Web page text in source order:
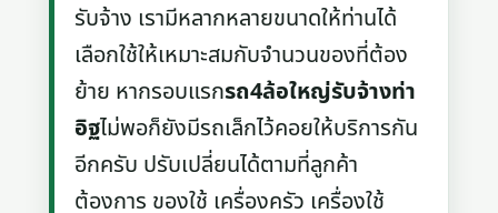
รับจ้าง เรามีหลากหลายขนาดให้ท่านได้
เลือกใช้ให้เหมาะสมกับจำนวนของที่ต้อง
ย้าย หากรอบแรกรถ4ล้อใหญ่รับจ้างท่า
อิฐไม่พอก็ยังมีรถเล็กไว้คอยให้บริการกัน
อีกครับ ปรับเปลี่ยนได้ตามที่ลูกค้า
ต้องการ ของใช้ เครื่องครัว เครื่องใช้